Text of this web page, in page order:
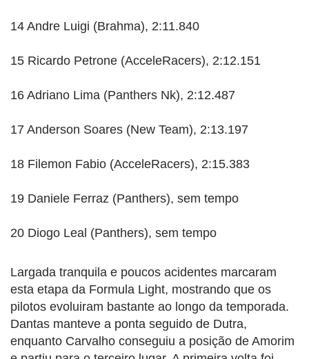
14 Andre Luigi (Brahma), 2:11.840
15 Ricardo Petrone (AcceleRacers), 2:12.151
16 Adriano Lima (Panthers Nk), 2:12.487
17 Anderson Soares (New Team), 2:13.197
18 Filemon Fabio (AcceleRacers), 2:15.383
19 Daniele Ferraz (Panthers), sem tempo
20 Diogo Leal (Panthers), sem tempo
Largada tranquila e poucos acidentes marcaram
esta etapa da Formula Light, mostrando que os
pilotos evoluiram bastante ao longo da temporada.
Dantas manteve a ponta seguido de Dutra,
enquanto Carvalho conseguiu a posição de Amorim